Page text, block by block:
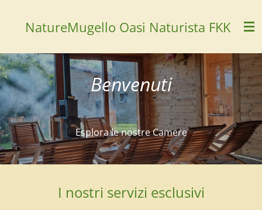
principale
NatureMugello Oasi Naturista FKK
Benvenuti
Esplora le nostre Camere
I nostri servizi esclusivi